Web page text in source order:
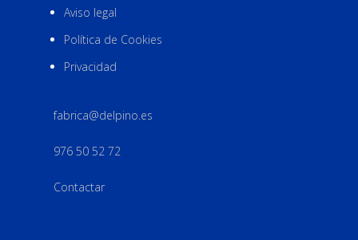
Aviso legal
Política de Cookies
Privacidad
fabrica@delpino.es
976 50 52 72
Contactar